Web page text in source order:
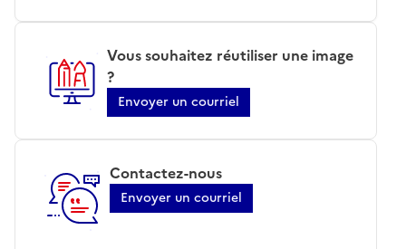
Vous souhaitez réutiliser une image
?
Envoyer un courriel
Contactez-nous
Envoyer un courriel